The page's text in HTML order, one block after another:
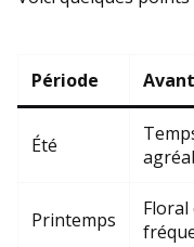
Période
Été
Printemps
Floral